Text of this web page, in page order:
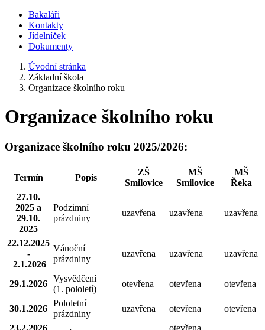
Bakaláři
Kontakty
Jídelníček
Dokumenty
Úvodní stránka
Základní škola
Organizace školního roku
Organizace školního roku
Organizace školního roku 2025/2026:
Termín Popis
ZŠ
Smilovice
MŠ
Smilovice
MŠ
Řeka
27.10.
2025 a
29.10.
2025
Podzimní
prázdniny
uzavřena uzavřena uzavřena
22.12.2025
-
2.1.2026
Vánoční
prázdniny
uzavřena uzavřena uzavřena
29.1.2026
Vysvědčení
(1. pololetí)
otevřena otevřena otevřena
30.1.2026
Pololetní
prázdniny
uzavřena otevřena
otevřena
23.2.2026
otevřena